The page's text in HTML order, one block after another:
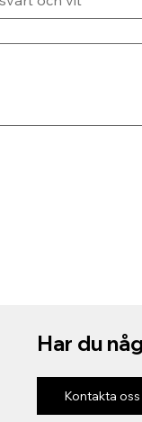
Har du
Kontakta oss